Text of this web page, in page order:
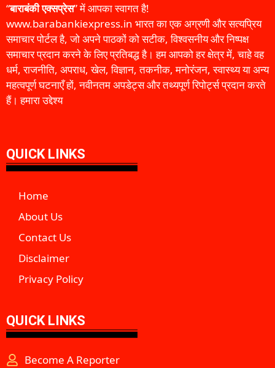
“बाराबंकी एक्सप्रेस” में आपका स्वागत है!
www.barabankiexpress.in भारत का एक अग्रणी और सत्यप्रिय
समाचार पोर्टल है, जो अपने पाठकों को सटीक, विश्वसनीय और निष्पक्ष
समाचार प्रदान करने के लिए प्रतिबद्ध है। हम आपको हर क्षेत्र में, चाहे वह
धर्म, राजनीति, अपराध, खेल, विज्ञान, तकनीक, मनोरंजन, स्वास्थ्य या अन्य
महत्वपूर्ण घटनाएँ हों, नवीनतम अपडेट्स और तथ्यपूर्ण रिपोर्ट्स प्रदान करते
हैं। हमारा उद्देश्य
QUICK LINKS
Home
About Us
Contact Us
Disclaimer
Privacy Policy
QUICK LINKS
Become A Reporter